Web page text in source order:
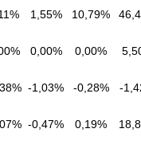
1,55% 10,79%
0,00% 0,00%
-1,03% -0,28% -
-0,47% 0,19%